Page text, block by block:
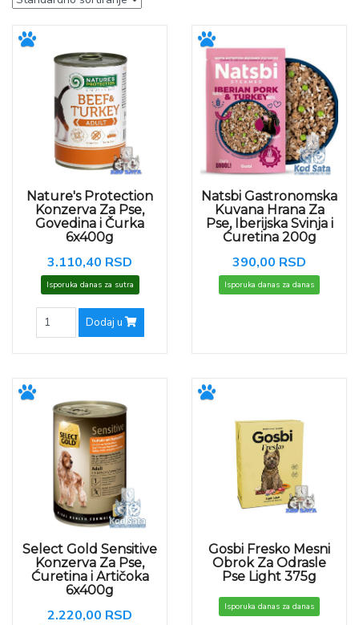
Nature's Protection
Konzerva Za Pse,
Govedina i Čurka
6x400g
3.110,40 RSD
Isporuka danas za sutra
Dodaj u
Natsbi Gastronomska
Kuvana Hrana Za
Pse, Iberijska Svinja i
Ćuretina 200g
390,00 RSD
Isporuka danas za danas
Select Gold Sensitive
Konzerva Za Pse,
Ćuretina i Artičoka
6x400g
2.220,00 RSD
Gosbi Fresko Mesni
Obrok Za Odrasle
Pse Light 375g
Isporuka danas za danas